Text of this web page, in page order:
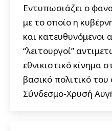
Εντυπωσιάζει ο
με το οποίο η
και κατευθυνόμενοι
“λειτουργοί”
εθνικιστικό κίνημα
βασικό πολιτικό
Σύνδεσμο-Χρυσή